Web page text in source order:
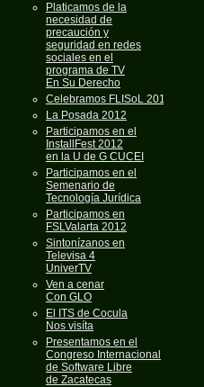
Platicamos de la
necesidad de
precaución y
seguridad en redes
sociales en el
programa de TV
En Su Derecho
Celebramos FLISoL 2013
La Posada 2012
Participamos en el
InstallFest 2012
en la U de G CUCEI
Participamos en el
Semenario de
Tecnología Jurídica
Participamos en
FSLValarta 2012
Sintonízanos en
Televisa 4
UniverTV
Ven a cenar
Con GLO
El ITS de Cocula
Nos visíta
Presentamos en el
Congreso Internacional
de Software Libre
de Zacatecas